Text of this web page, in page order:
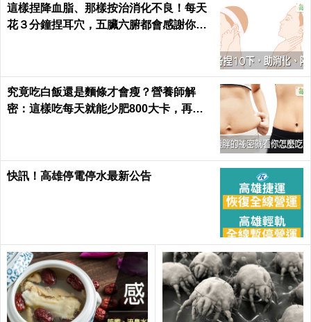
這樣捏降血脂、那樣按治消化不良！每天
花３分鐘捏耳穴，五臟六腑都會感謝你｜
究竟吃白飯還是麵條才會瘦？營養師解
密：這樣吃每天就能少肥800大卡，再也
快訊！高雄停電停水最新公告